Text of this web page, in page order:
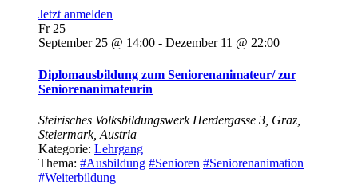
Jetzt anmelden
Fr 25
September 25 @ 14:00 - Dezember 11 @ 22:00
Diplomausbildung zum Seniorenanimateur/ zur
Seniorenanimateurin
Steirisches Volksbildungswerk Herdergasse 3, Graz,
Steiermark, Austria
Kategorie: Lehrgang
Thema: #Ausbildung #Senioren #Seniorenanimation
#Weiterbildung